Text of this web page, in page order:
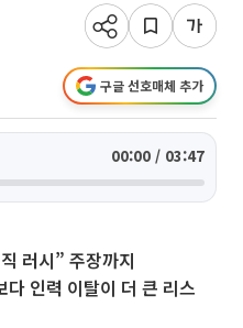
구글 선호매체 추가
00:00 / 03:47
러시” 주장까지
인력 이탈이 더 큰 리스